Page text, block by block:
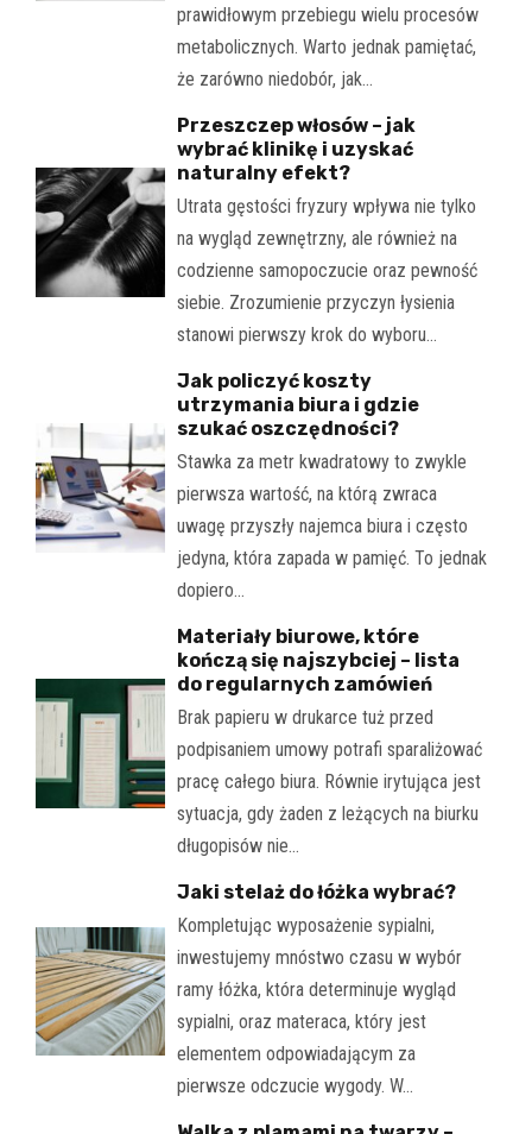
prawidłowym przebiegu wielu procesów
metabolicznych. Warto jednak pamiętać,
że zarówno niedobór, jak…
Przeszczep włosów – jak
wybrać klinikę i uzyskać
naturalny efekt?
Utrata gęstości fryzury wpływa nie tylko
na wygląd zewnętrzny, ale również na
codzienne samopoczucie oraz pewność
siebie. Zrozumienie przyczyn łysienia
stanowi pierwszy krok do wyboru…
Jak policzyć koszty
utrzymania biura i gdzie
szukać oszczędności?
Stawka za metr kwadratowy to zwykle
pierwsza wartość, na którą zwraca
uwagę przyszły najemca biura i często
jedyna, która zapada w pamięć. To jednak
dopiero…
Materiały biurowe, które
kończą się najszybciej – lista
do regularnych zamówień
Brak papieru w drukarce tuż przed
podpisaniem umowy potrafi sparaliżować
pracę całego biura. Równie irytująca jest
sytuacja, gdy żaden z leżących na biurku
długopisów nie…
Jaki stelaż do łóżka wybrać?
Kompletując wyposażenie sypialni,
inwestujemy mnóstwo czasu w wybór
ramy łóżka, która determinuje wygląd
sypialni, oraz materaca, który jest
elementem odpowiadającym za
pierwsze odczucie wygody. W…